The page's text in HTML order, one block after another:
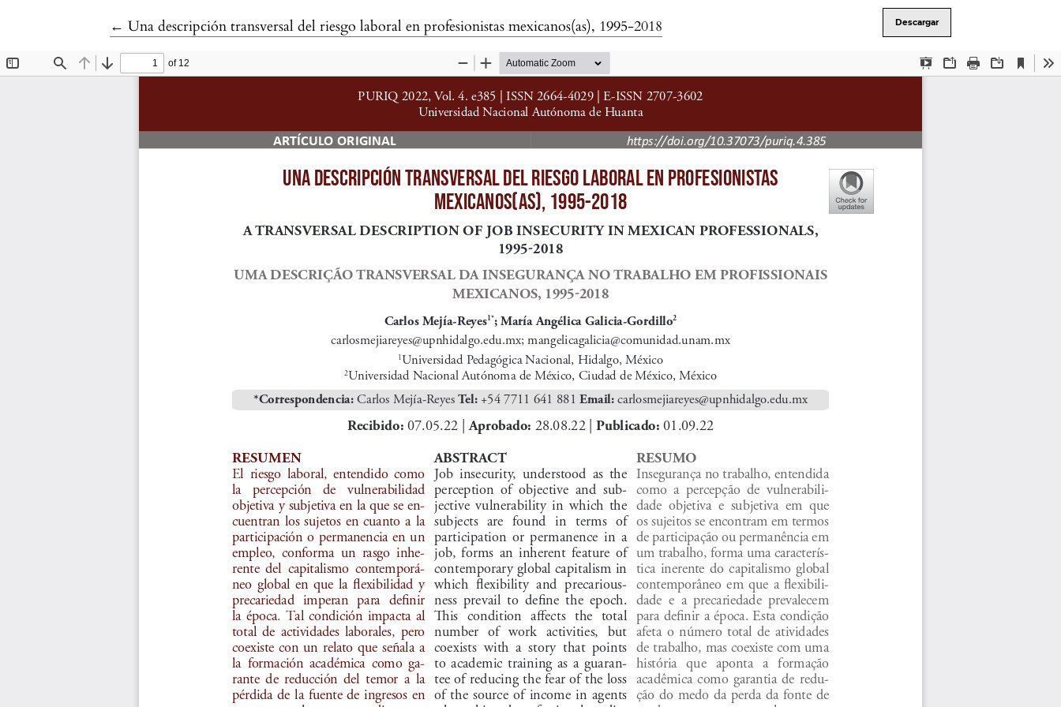
←Volver a los detalles del artículo
Una descripción transversal del riesgo laboral en profesionistas mexicanos(as), 1995-2018 Descargar